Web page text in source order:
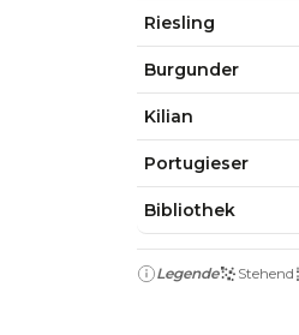
Riesling
Burgunder
Kilian
Portugieser
Bibliothek
Legende Stehend